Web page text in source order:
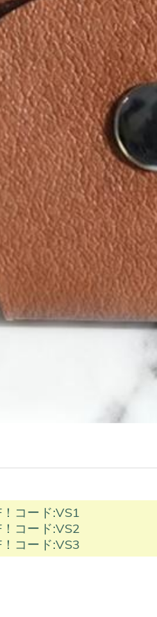
コード:VS1
コード:VS2
コード:VS3